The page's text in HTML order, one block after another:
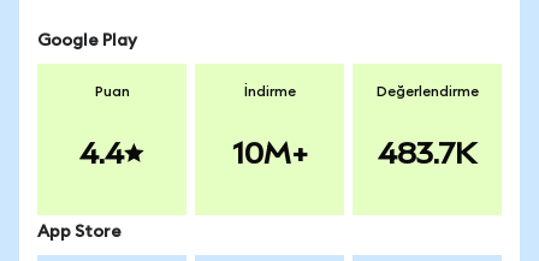
Google Play
Puan
4.4
İndirme
10M+
Değerlendirme
483.7K
App Store